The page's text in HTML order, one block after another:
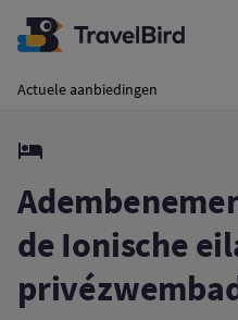
Actuele aanbiedingen
de Ionische